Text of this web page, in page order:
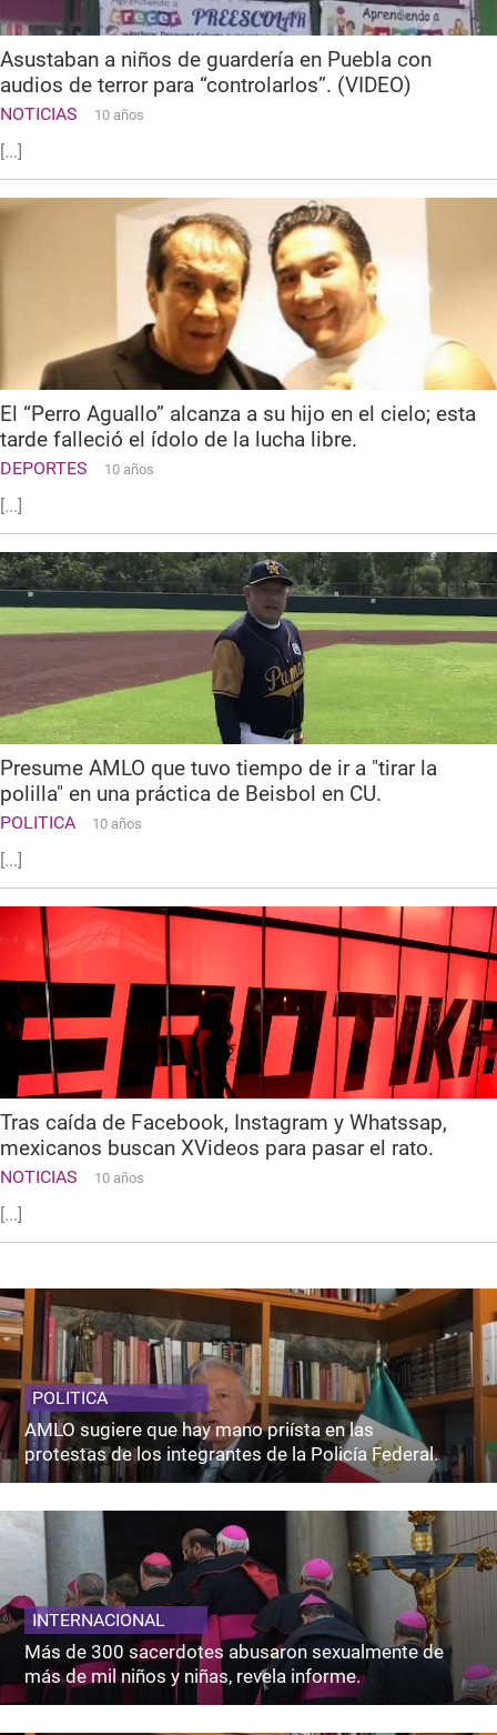
Asustaban a niños de guardería en Puebla con
audios de terror para “controlarlos”. (VIDEO)
NOTICIAS 10 años
[...]
El “Perro Aguallo” alcanza a su hijo en el cielo; esta
tarde falleció el ídolo de la lucha libre.
DEPORTES 10 años
[...]
Presume AMLO que tuvo tiempo de ir a "tirar la
polilla" en una práctica de Beisbol en CU.
POLITICA 10 años
[...]
Tras caída de Facebook, Instagram y Whatssap,
mexicanos buscan XVideos para pasar el rato.
NOTICIAS 10 años
[...]
POLITICA
AMLO sugiere que hay mano priísta en las
protestas de los integrantes de la Policía Federal.
INTERNACIONAL
Más de 300 sacerdotes abusaron sexualmente de
más de mil niños y niñas, revela informe.